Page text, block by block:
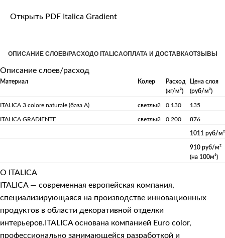
Открыть PDF Italica Gradient
ОПИСАНИЕ СЛОЕВ/РАСХОДО ITALICAОПЛАТА И ДОСТАВКАОТЗЫВЫ
Описание слоев/расход
Материал Колер
Расход
(кг/м²)
Цена слоя
(руб/м²)
ITALICA 3 colore naturale (база А) светлый 0.130 135
ITALICA GRADIENTE светлый 0.200 876
1011 руб/м²
910 руб/м²
(на 100м²)
О ITALICA
ITALICA — современная европейская компания,
специализирующаяся на производстве инновационных
продуктов в области декоративной отделки
интерьеров.ITALICA основана компанией Euro color,
профессионально занимающейся разработкой и